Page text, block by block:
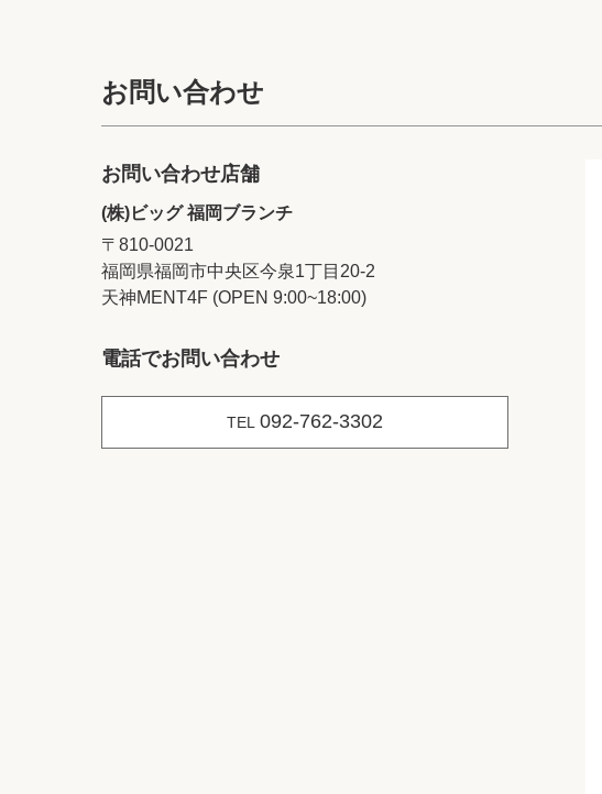
お問い合わせ
お問い合わせ店舗
(株)ビッグ 福岡ブランチ
〒810-0021
福岡県福岡市中央区今泉1丁目20‐2
天神MENT4F (OPEN 9:00~18:00)
電話でお問い合わせ
TEL 092-762-3302